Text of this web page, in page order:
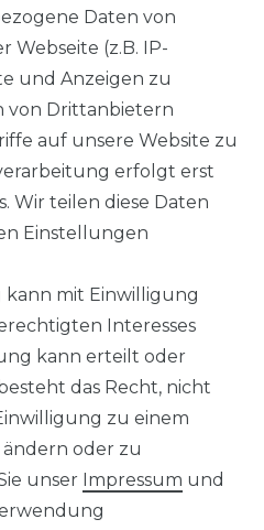
Daten von
Webseite (z.B. IP-
und Anzeigen zu
von Drittanbietern
auf unsere Website zu
erfolgt erst
Wir teilen diese Daten
Einstellungen
mit Einwilligung
Interesses
kann erteilt oder
das Recht, nicht
zu einem
oder zu
unser Impressum und